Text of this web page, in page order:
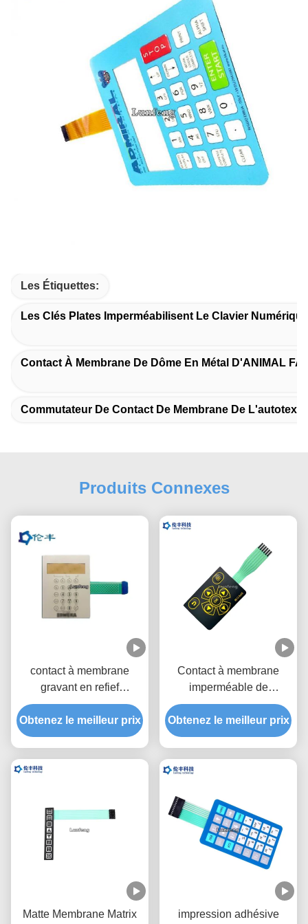
Les Étiquettes:
Les Clés Plates Imperméabilisent Le Clavier
Contact À Membrane De Dôme En Métal D'ANIMAL
Commutateur De Contact De Membrane De L'autotex
Produits Connexes
contact à membrane
gravant en refief
imperméable de
l'affichage à cristaux
liquides RAL de clavier
membrane 3M467
Obtenez le meilleur prix
Contact à membrane
imperméable de
polyester, contact à
membrane 3M9448
gravant en refief
Obtenez le meilleur prix
Matte Membrane Matrix
impression adhésive